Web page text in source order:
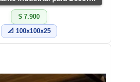
$ 7.900
📐 100x100x25